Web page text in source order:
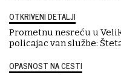
OTKRIVENI DETALJI
Prometnu nesreću u
policajac van službe:
OPASNOST NA CESTI